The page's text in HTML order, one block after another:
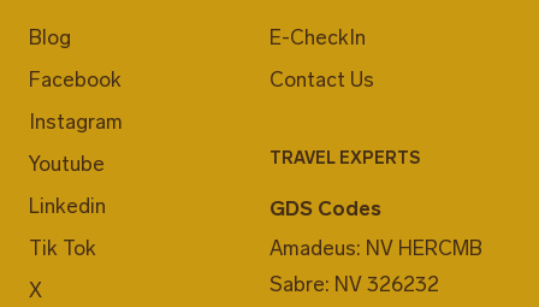
Blog
Facebook
Instagram
Youtube
Linkedin
Tik Tok
X
E-CheckIn
Contact Us
TRAVEL EXPERTS
GDS Codes
Amadeus: NV HERCMB
Sabre: NV 326232